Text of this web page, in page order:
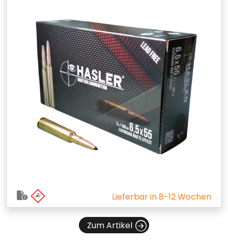
Lieferbar in 8-12 Wochen
Zum Artikel